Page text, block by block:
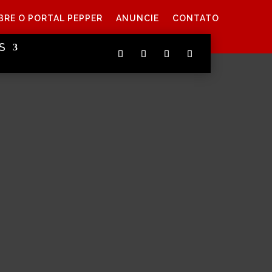
O PORTAL PEPPER ANUNCIE CONTATO